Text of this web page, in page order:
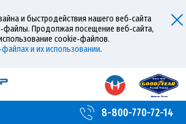
и быстродействия нашего веб‑сайта
Продолжая посещение веб‑сайта,
cookie‑файлов.
и их использовании.
8-800-770-72-14